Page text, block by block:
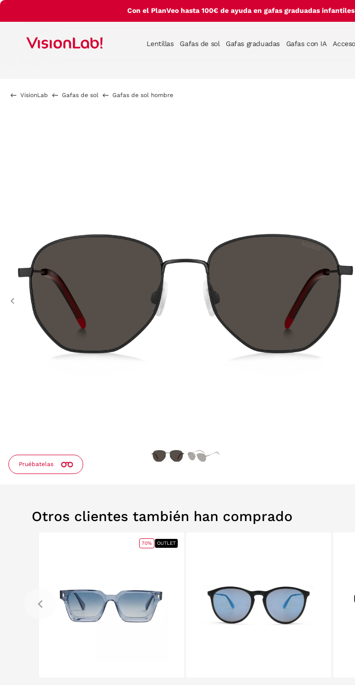
Con el PlanVeo hasta 100€ de ayuda en gafas graduadas
Lentillas Gafas de sol Gafas graduadas Gafas con IA
VisionLab Gafas de sol Gafas de sol hombre
Pruébatelas
Previous
Otros clientes también han comprado
70% OUTLET